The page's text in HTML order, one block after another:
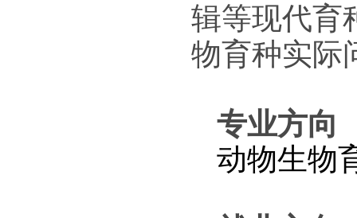
辑等现代育
物育种实际
专业方向
动物生物